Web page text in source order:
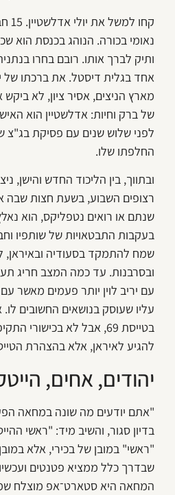
נאומי בכורה. הנוהג בכנסת
ותיק לברך אותו. רובם בחרו
אחד בגלית דיסטל. את ברכתו של
מארץ הניצים, אסיר ציון, לא
של ברק וחיות: אדלשטיין הוא
לפני שלוש שנים עם פסיקת
החלפתו שלו.
ובתווך, בין הליכוד החדש והישן,
רצופים השבוע, בשעת חצות שבה
שנתם או רואים נטפליקס, הוא
בעקבות התבטאויות של שותפיו
שמח להתמקד בסעודיה ובאיראן,
ובסרבנות. עד כמה המצב חריג
עם יריב לוין יותר פעמים מאשר
עליו שעוסק בנושאים החשובים
בטייסת 69, אבל לא
להגיע לאיראן, אלא בהצהרת
יהודים, אחים,
"אתם יודעים מה שונה במחאה
בדיון סגור, והשיב מיד: "ראשי
"ראשי" במובן של בכירי, אלא
שבדרך כלל ממציא פטנטים
המחאה היא סטארט־אפ מוצלח